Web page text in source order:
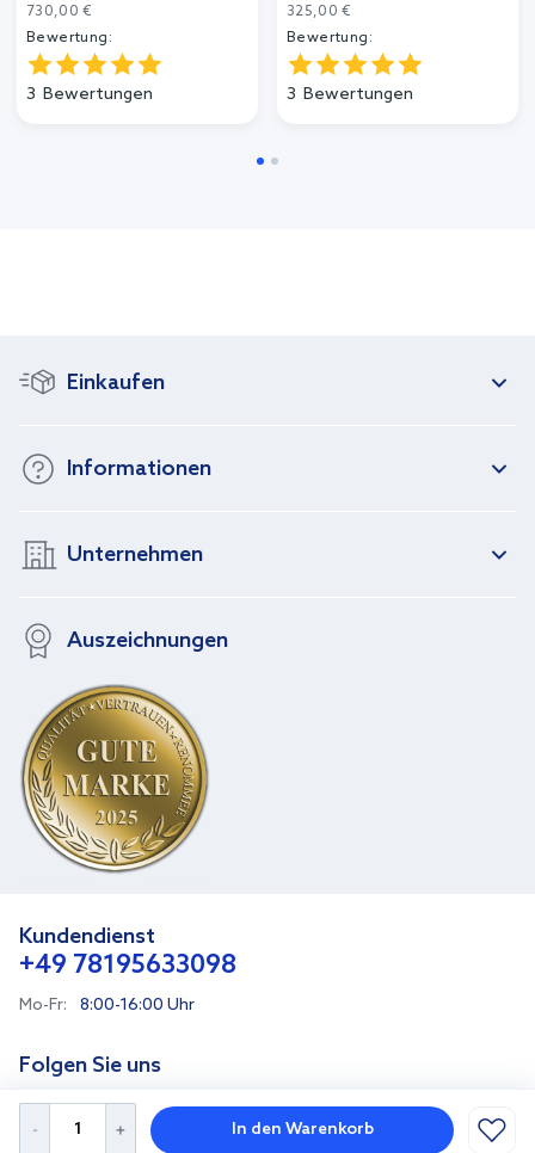
In den Warenkorb
730,00 €
Bewertung:
3 Bewertungen
325,00 €
Bewertung:
3 Bewertungen
Einkaufen
Informationen
Unternehmen
Auszeichnungen
Kundendienst
+49 78195633098
Mo-Fr: 8:00-16:00 Uhr
Folgen Sie uns